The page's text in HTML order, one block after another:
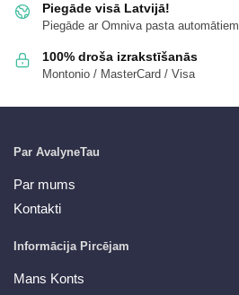
Piegāde visā Latvijā!
Piegāde ar Omniva pasta automātiem
100% droša izrakstīšanās
Montonio / MasterCard / Visa
Par AvalyneTau
Par mums
Kontakti
Informācija Pircējam
Mans Konts